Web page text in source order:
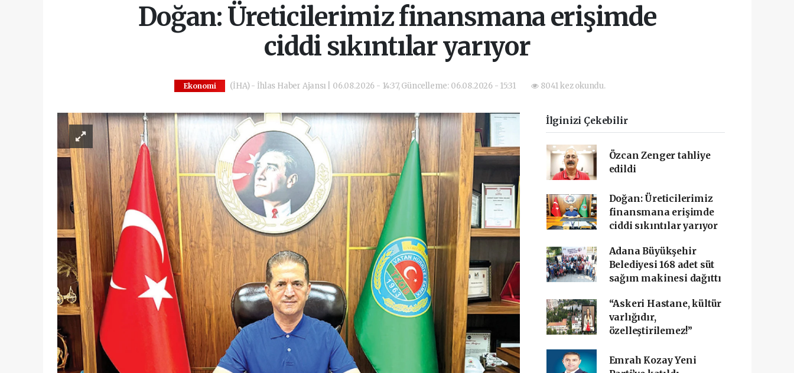
Doğan: Üreticilerimiz finansmana erişimde
ciddi sıkıntılar yarıyor
Ekonomi (İHA) - İhlas Haber Ajansı | 06.08.2026 - 14:37, Güncelleme: 06.08.2026 - 15:31 8041 kez okundu.
İlginizi Çekebilir
Özcan Zenger tahliye
edildi
Doğan: Üreticilerimiz
finansmana erişimde
ciddi sıkıntılar yarıyor
Adana Büyükşehir
Belediyesi 168 adet süt
sağım makinesi dağıttı
“Askeri Hastane, kültür
varlığıdır,
özelleştirilemez!”
Emrah Kozay Yeni